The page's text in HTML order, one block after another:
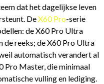
dat het dagelijkse leven
DeX60 Pro-serie
de X60 Pro Ultra
de reeks; de X60 Pro Ultra
automatisch verandert al
Pro Master, die minimaal
vulling en lediging.